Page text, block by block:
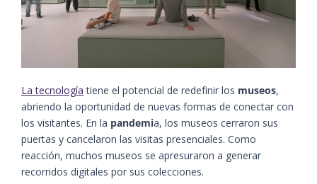
La tecnología tiene el potencial de redefinir los museos,
abriendo la oportunidad de nuevas formas de conectar con
los visitantes. En la pandemia, los museos cerraron sus
puertas y cancelaron las visitas presenciales. Como
reacción, muchos museos se apresuraron a generar
recorridos digitales por sus colecciones.